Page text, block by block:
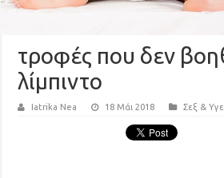
τροφές που δεν
λίμπιντο
Iatrika Nea 18 Μάι 2018 Σεξ &